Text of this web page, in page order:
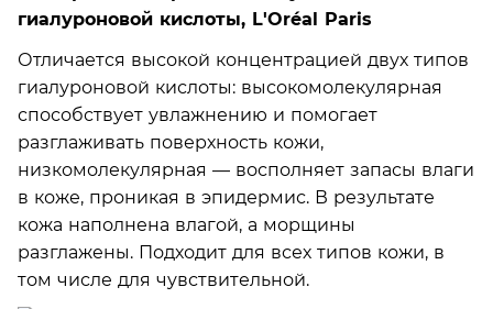
гиалуроновой кислоты, L'Oréal Paris
Отличается высокой концентрацией двух типов
гиалуроновой кислоты: высокомолекулярная
способствует увлажнению и помогает
разглаживать поверхность кожи,
низкомолекулярная — восполняет запасы влаги
в коже, проникая в эпидермис. В результате
кожа наполнена влагой, а морщины
разглажены. Подходит для всех типов кожи, в
том числе для чувствительной.